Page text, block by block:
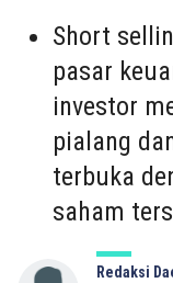
Short
pasar
investor
pialang
terbuka
saham
Redaksi